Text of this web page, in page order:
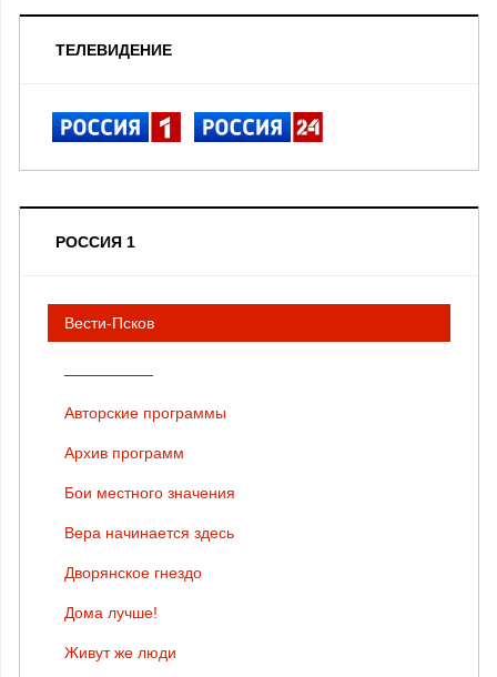
ТЕЛЕВИДЕНИЕ
РОССИЯ 1
Вести-Псков
Авторские программы
Архив программ
Бои местного значения
Вера начинается здесь
Дворянское гнездо
Дома лучше!
Живут же люди